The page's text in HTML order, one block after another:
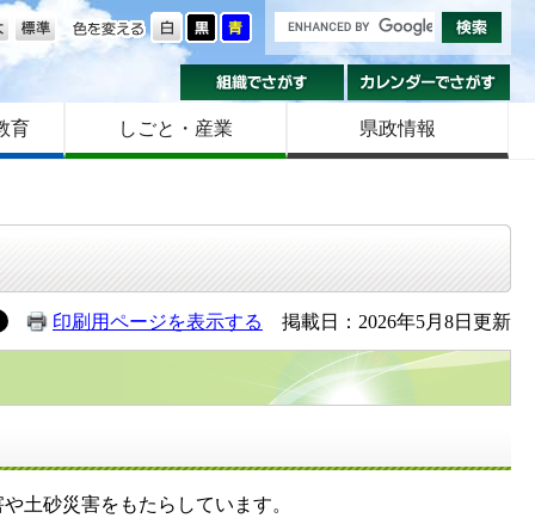
色を変える
大きさ
組織でさがす
育 しごと・産業 県政情報
印刷用ページを表示する 掲載日：2026年5月8日更新
土砂災害をもたらしています。